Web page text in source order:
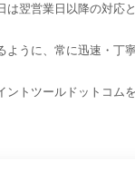
は翌営業日以降の対応
ように、常に迅速・丁
ントツールドットコム